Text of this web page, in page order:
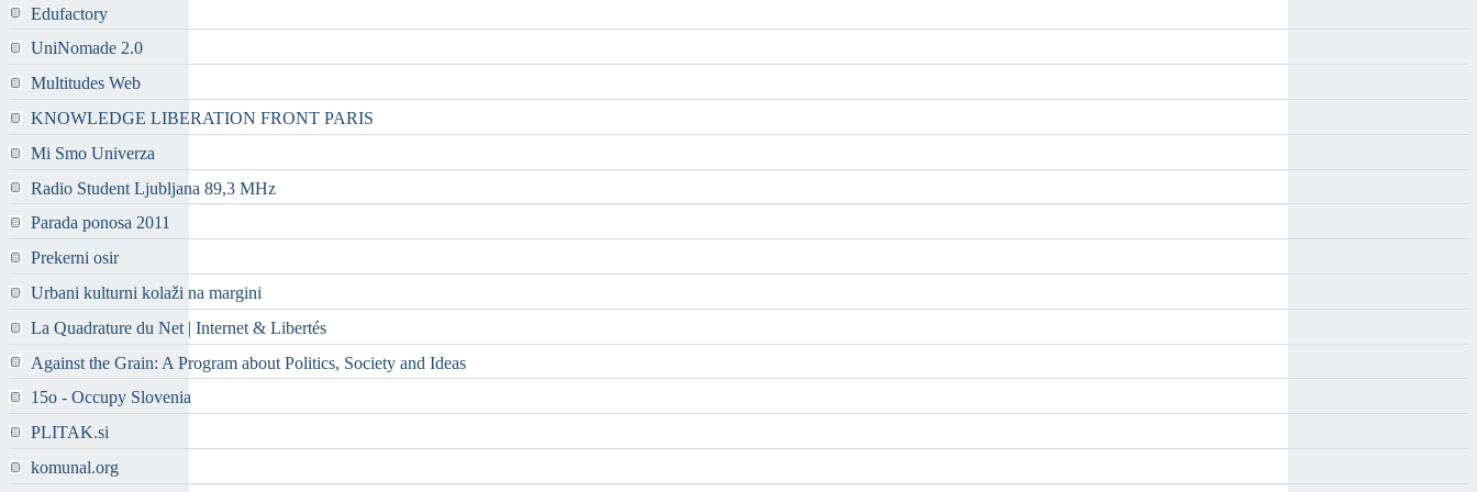
Edufactory
UniNomade 2.0
Multitudes Web
KNOWLEDGE LIBERATION FRONT PARIS
Mi Smo Univerza
Radio Student Ljubljana 89,3 MHz
Parada ponosa 2011
Prekerni osir
Urbani kulturni kolaži na margini
La Quadrature du Net | Internet & Libertés
Against the Grain: A Program about Politics, Society and Ideas
15o - Occupy Slovenia
PLITAK.si
komunal.org